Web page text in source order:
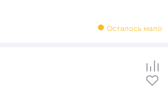
Осталось мало